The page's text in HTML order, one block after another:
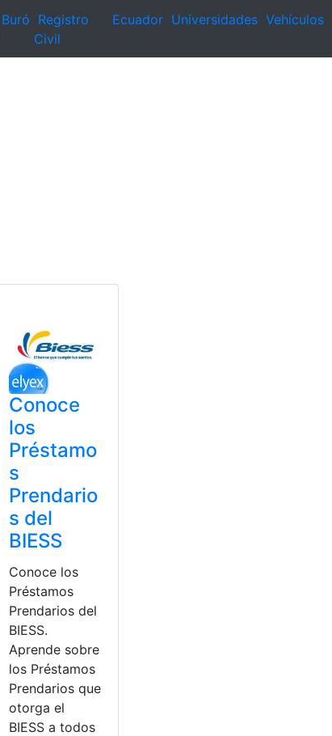
Buró Registro
Civil
Ecuador Universidades Vehículos
Conoce
los
Préstamo
s
Prendario
s del
BIESS
Conoce los
Préstamos
Prendarios del
BIESS.
Aprende sobre
los Préstamos
Prendarios que
otorga el
BIESS a todos